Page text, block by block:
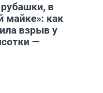
в
майке»: как
взрыв у
—